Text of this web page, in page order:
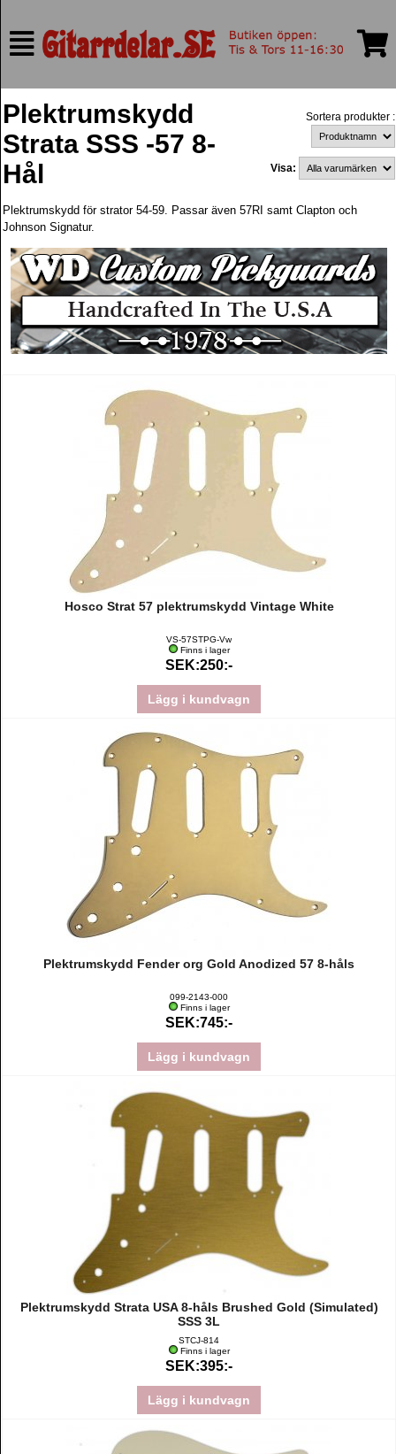
Plektrumskydd
Strata SSS -57 8-
Hål
Sortera produkter :
Visa:
Plektrumskydd för strator 54-59. Passar även 57RI samt Clapton och
Johnson Signatur.
Hosco Strat 57 plektrumskydd Vintage White
VS-57STPG-Vw
Finns i lager
SEK:250:-
Lägg i kundvagn
Plektrumskydd Fender org Gold Anodized 57 8-håls
099-2143-000
Finns i lager
SEK:745:-
Lägg i kundvagn
Plektrumskydd Strata USA 8-håls Brushed Gold (Simulated)
SSS 3L
STCJ-814
Finns i lager
SEK:395:-
Lägg i kundvagn